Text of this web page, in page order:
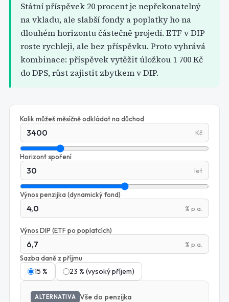
Státní příspěvek 20 procent je nepřekonatelný
na vkladu, ale slabší fondy a poplatky ho na
dlouhém horizontu částečně projedí. ETF v DIP
roste rychleji, ale bez příspěvku. Proto vyhrává
kombinace: příspěvek vytěžit úložkou 1 700 Kč
do DPS, růst zajistit zbytkem v DIP.
Kolik můžeš měsíčně odkládat na důchod
Kč
Horizont spoření
let
Výnos penzijka (dynamický fond)
% p.a.
Výnos DIP (ETF po poplatcích)
% p.a.
Sazba daně z příjmu
15 % 23 % (vysoký příjem)
ALTERNATIVA Vše do penzijka